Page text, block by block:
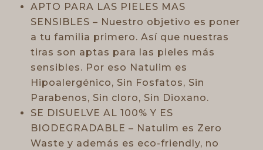
APTO PARA LAS PIELES MAS
SENSIBLES – Nuestro objetivo es poner
a tu familia primero. Así que nuestras
tiras son aptas para las pieles más
sensibles. Por eso Natulim es
Hipoalergénico, Sin Fosfatos, Sin
Parabenos, Sin cloro, Sin Dioxano.
SE DISUELVE AL 100% Y ES
BIODEGRADABLE – Natulim es Zero
Waste y además es eco-friendly, no